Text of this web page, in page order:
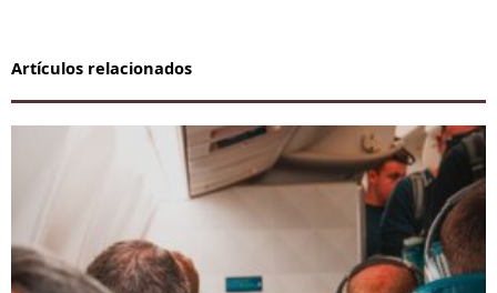
Artículos relacionados